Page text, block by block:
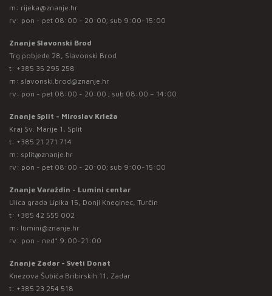
m: rijeka@znanje.hr
rv: pon - pet 08:00 - 20:00; sub 9:00-15:00
Znanje Slavonski Brod
Trg pobjede 28, Slavonski Brod
t: +385 35 295 258
m: slavonski.brod@znanje.hr
rv: pon - pet 08:00 - 20:00 ; sub 08:00 – 14:00
Znanje Split - Miroslav Krleža
Kraj Sv. Marije 1, Split
t: +385 21 271 714
m: split@znanje.hr
rv: pon - pet 08:00 - 20:00; sub 9:00-15:00
Znanje Varaždin - Lumini centar
Ulica grada Lipika 15, Donji Kneginec, Turčin
t: +385 42 555 002
m: lumini@znanje.hr
rv: pon - ned* 9:00-21:00
Znanje Zadar - Sveti Donat
Knezova Šubića Bribirskih 11, Zadar
t: +385 23 254 518